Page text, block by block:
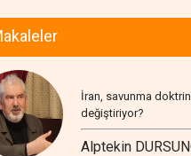
İran, savunma
değiştiriyor?
Alptekin